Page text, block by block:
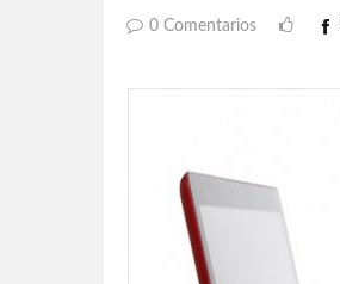
0 Comentarios